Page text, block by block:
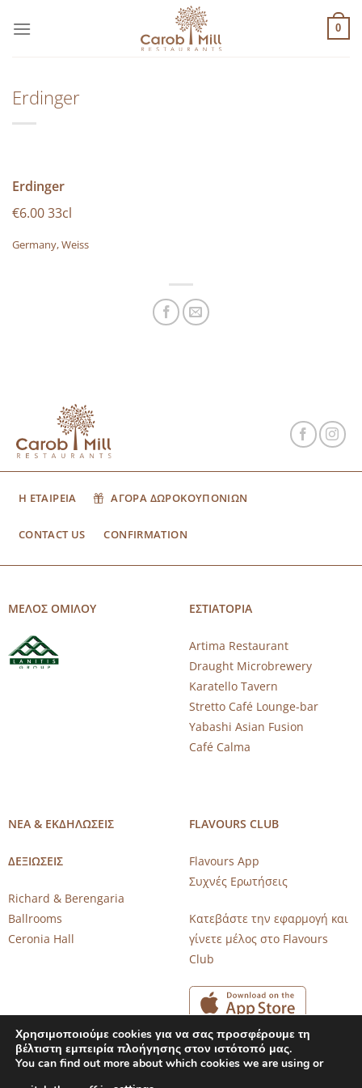
στο
0
Erdinger
Erdinger
€6.00 33cl
Germany, Weiss
Η ΕΤΑΙΡΕΙΑ ΑΓΟΡΑ ΔΩΡΟΚΟΥΠΟΝΙΩΝ
CONTACT US CONFIRMATION
ΜΕΛΟΣ ΟΜΙΛΟΥ ΕΣΤΙΑΤΟΡΙΑ
Artima Restaurant
Draught Microbrewery
Karatello Tavern
Stretto Café Lounge-bar
Yabashi Asian Fusion
Café Calma
ΝΕΑ & ΕΚΔΗΛΩΣΕΙΣ
ΔΕΞΙΩΣΕΙΣ
Richard & Berengaria
Ballrooms
Ceronia Hall
FLAVOURS CLUB
Flavours App
Συχνές Ερωτήσεις
Κατεβάστε την εφαρμογή και
γίνετε μέλος στο Flavours
Club
Χρησιμοποιούμε cookies για να σας προσφέρουμε τη
βέλτιστη εμπειρία πλοήγησης στον ιστότοπό μας.
You can find out more about which cookies we are using or